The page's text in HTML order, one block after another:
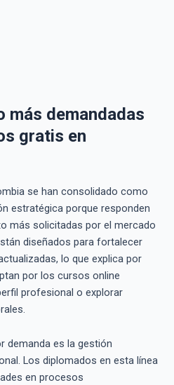
más demandadas
gratis en
se han consolidado como
estratégica porque responden
más solicitadas por el mercado
diseñados para fortalecer
lo que explica por
por los cursos online
profesional o explorar
demanda es la gestión
Los diplomados en esta línea
en procesos